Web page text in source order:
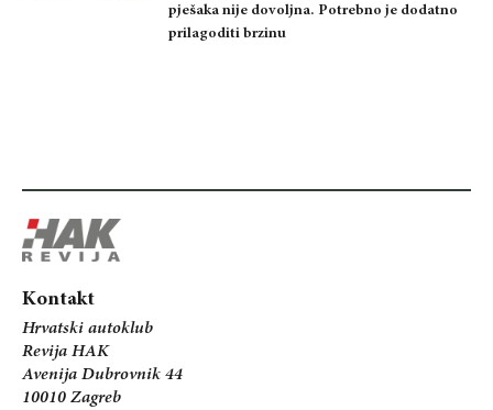
pješaka nije dovoljna. Potrebno je dodatno
prilagoditi brzinu
Kontakt
Hrvatski autoklub
Revija HAK
Avenija Dubrovnik 44
10010 Zagreb